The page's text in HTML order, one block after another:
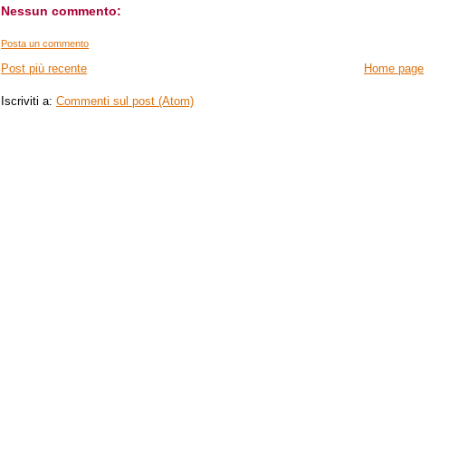
Nessun commento:
Posta un commento
Post più recente Home page
Iscriviti a:Commenti sul post (Atom)